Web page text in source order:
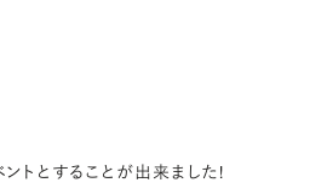
トとすることが出来ました!